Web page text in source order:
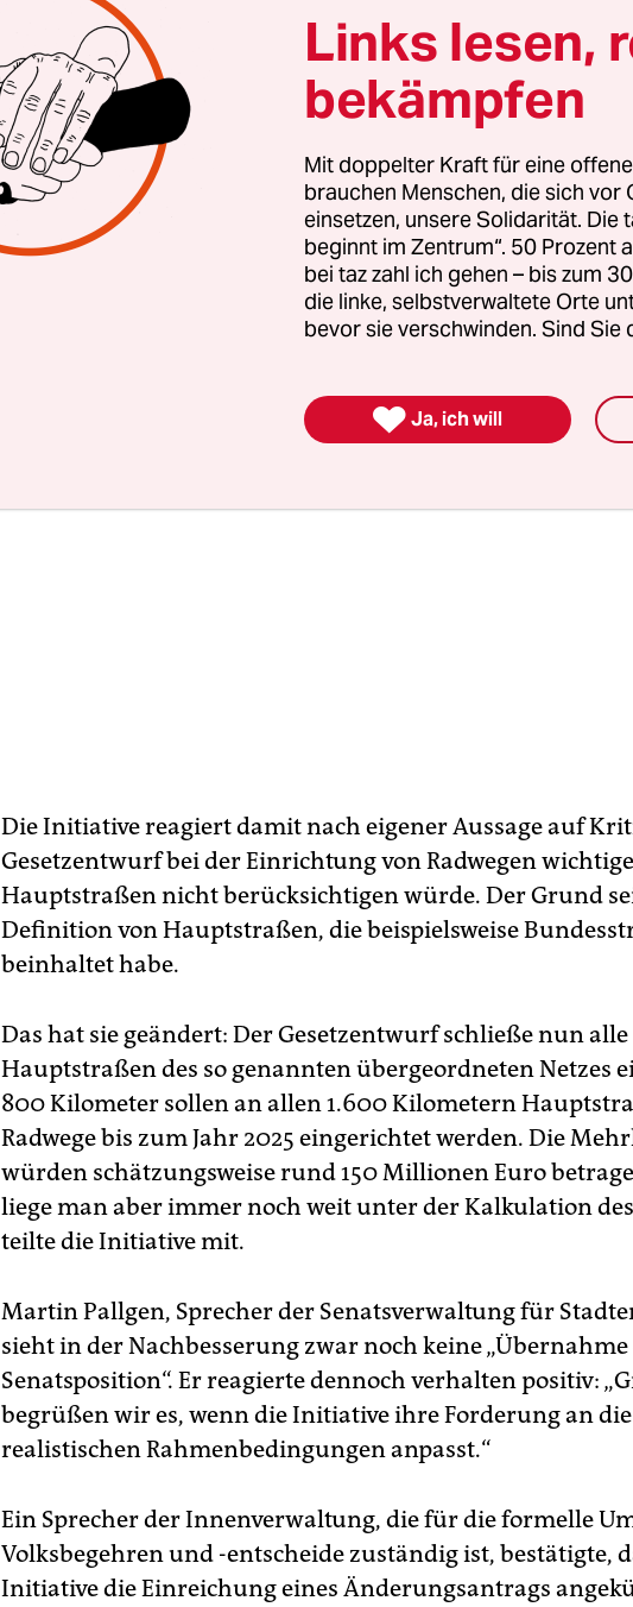
Hauptstraßen als bisher geplant Radwege eingerichtet
nicht zu Lasten von Bus- oder Tram-Spuren gebaut
die Initiative am Dienstag mit und erklärte, damit reagiere
Kritik der vergangenen Wochen an dem Entwurf.
„Auch Rudi-Dutschke-Straße oder Oranienstraße
Radwege haben“, erklärte Mit-Initiatorin Kerstin Stark.
dem Senat entgegen und übernehmen seine Forderung
flächendeckend auf den Hauptstraßen gute
Die Initiative reagiert damit nach eigener Aussage auf
Gesetzentwurf bei der Einrichtung von Radwegen wichtige
Hauptstraßen nicht berücksichtigen würde. Der Grund
Definition von Hauptstraßen, die beispielsweise
beinhaltet habe.
Das hat sie geändert: Der Gesetzentwurf schließe nun alle
Hauptstraßen des so genannten übergeordneten Netzes
800 Kilometer sollen an allen 1.600 Kilometern
Radwege bis zum Jahr 2025 eingerichtet werden. Die
würden schätzungsweise rund 150 Millionen Euro
liege man aber immer noch weit unter der Kalkulation des
teilte die Initiative mit.
Martin Pallgen, Sprecher der Senatsverwaltung für
sieht in der Nachbesserung zwar noch keine
Senatsposition“. Er reagierte dennoch verhalten positiv:
begrüßen wir es, wenn die Initiative ihre Forderung an die
realistischen Rahmenbedingungen anpasst.“
Ein Sprecher der Innenverwaltung, die für die formelle
Volksbegehren und -entscheide zuständig ist, bestätigte,
Initiative die Einreichung eines Änderungsantrags
Links lesen,
bekämpfen
Mit doppelter Kraft für eine
brauchen Menschen, die sich
einsetzen, unsere Solidarität. Die
beginnt im Zentrum“. 50 Prozent
bei taz zahl ich gehen – bis zum
die linke, selbstverwaltete Orte
bevor sie verschwinden. Sind Sie
 Ja, ich will